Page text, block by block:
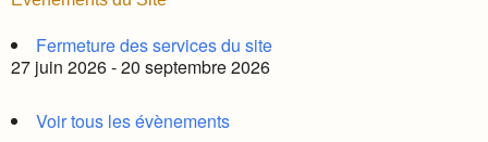
Fermeture des services du site
27 juin 2026 - 20 septembre 2026
Voir tous les évènements